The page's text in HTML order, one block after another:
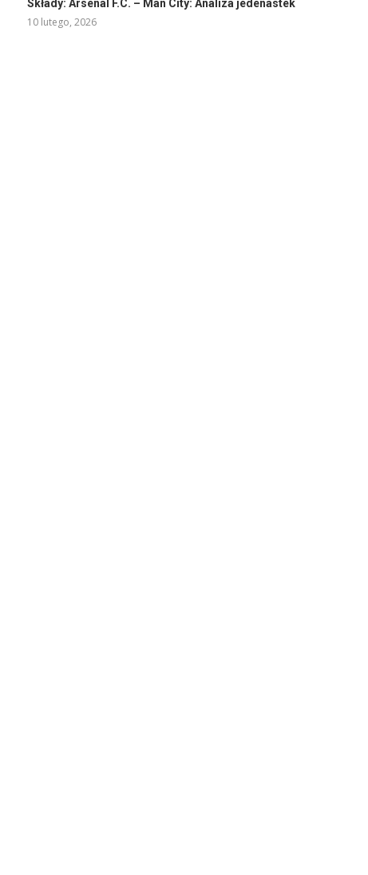
Składy: Arsenal F.C. – Man City: Analiza jedenastek
10 lutego, 2026